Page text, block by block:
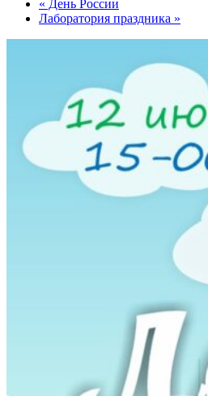
« День России
Лаборатория праздника »